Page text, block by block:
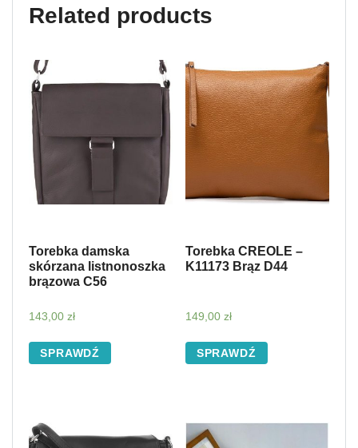
Related products
Torebka damska
skórzana listnonoszka
brązowa C56
143,00 zł
SPRAWDŹ
Torebka CREOLE –
K11173 Brąz D44
149,00 zł
SPRAWDŹ